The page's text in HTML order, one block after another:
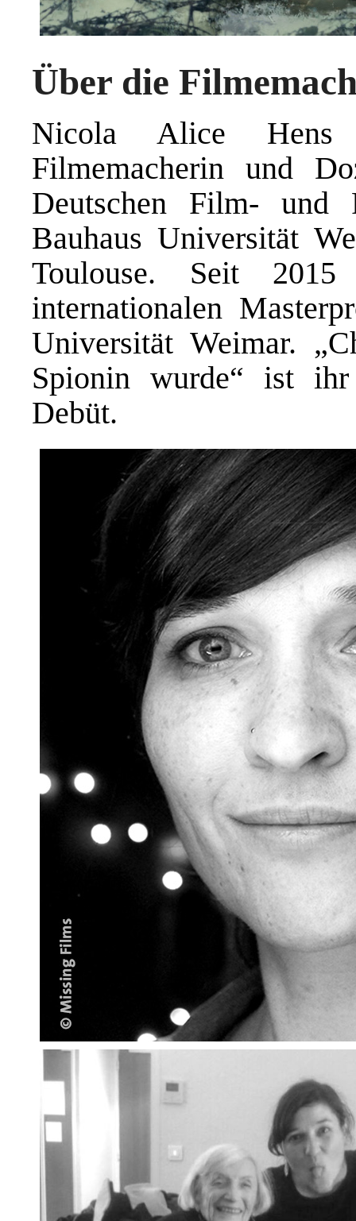
Über die
Nicola Alice Hens
Filmemacherin und
Deutschen Film- und
Bauhaus Universität
Toulouse. Seit
internationalen
Universität Weimar.
Spionin wurde“ ist ihr
Debüt.